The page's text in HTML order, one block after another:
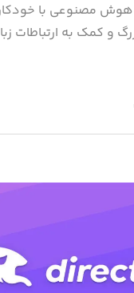
هوش مصنوعی با
و کمک به ارتباطات